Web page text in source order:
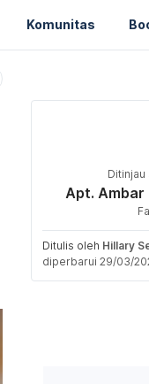
Komunitas
Apt. Ambar
Ditulis oleh Hillary
diperbarui 29/03/